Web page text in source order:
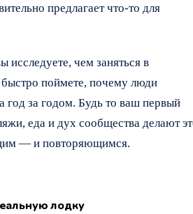
предлагает что-то для
исследуете, чем заняться в
поймете, почему люди
год за годом. Будь то ваш первый
еда и дух сообщества делают
— и повторяющимся.
лодку